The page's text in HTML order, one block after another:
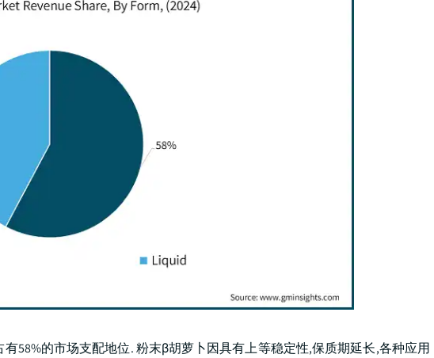
58%的市场支配地位. 粉末β胡萝卜因具有上等稳定性,保质期延长,各种应用